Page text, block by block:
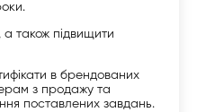
також підвищити
в брендованих
з продажу та
поставлених завдань.